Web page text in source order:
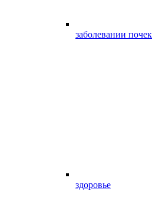
заболевании почек
здоровье